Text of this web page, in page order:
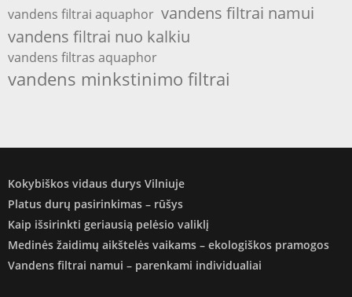
vandens filtrai aquaphor vandens filtrai namui
vandens filtrai nuo kalkiu
vandens filtras aquaphor
vandens minkstinimo filtrai
Kokybiškos vidaus durys Vilniuje
Platus durų pasirinkimas – rūšys
Kaip išsirinkti geriausią pelėsio valiklį
Medinės žaidimų aikštelės vaikams – ekologiškos pramogos
Vandens filtrai namui – parenkami individualiai